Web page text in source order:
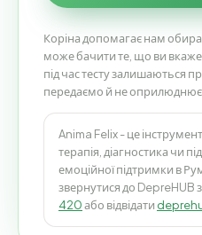
Коріна допомагає нам
може бачити те, що ви
під час тесту залишаються
передаємо й не
Anima Felix - це
терапія, діагностика чи
емоційної підтримки в
звернутися до DepreHUB
420або відвідати